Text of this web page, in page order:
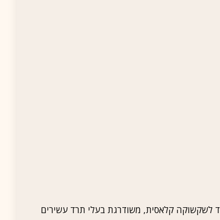
לשקשוקה קלאסית, משודרגת בעלי תרד עשירים